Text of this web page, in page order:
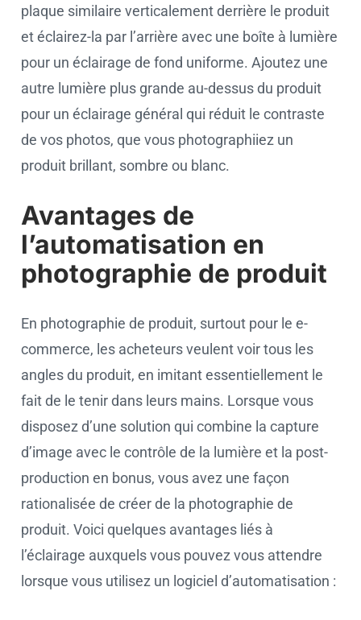
plaque similaire verticalement derrière le produit
et éclairez-la par l’arrière avec une boîte à lumière
pour un éclairage de fond uniforme. Ajoutez une
autre lumière plus grande au-dessus du produit
pour un éclairage général qui réduit le contraste
de vos photos, que vous photographiiez un
produit brillant, sombre ou blanc.
Avantages de
l’automatisation en
photographie de produit
En photographie de produit, surtout pour le e-
commerce, les acheteurs veulent voir tous les
angles du produit, en imitant essentiellement le
fait de le tenir dans leurs mains. Lorsque vous
disposez d’une solution qui combine la capture
d’image avec le contrôle de la lumière et la post-
production en bonus, vous avez une façon
rationalisée de créer de la photographie de
produit. Voici quelques avantages liés à
l’éclairage auxquels vous pouvez vous attendre
lorsque vous utilisez un logiciel d’automatisation :